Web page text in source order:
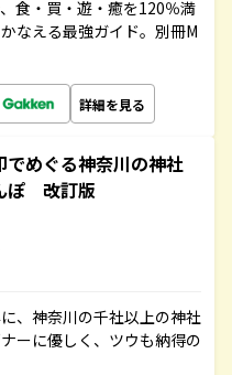
食・買・遊・癒を120％満
なえる最強ガイド。別冊M
詳細を見る
めぐる神奈川の神社
ぽ 改訂版
、神奈川の千社以上の神社
ーに優しく、ツウも納得の